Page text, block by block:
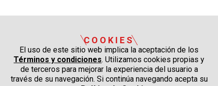
COOKIES
El uso de este sitio web implica la aceptación de los
Términos y condiciones. Utilizamos cookies propias y
de terceros para mejorar la experiencia del usuario a
través de su navegación. Si continúa navegando acepta su